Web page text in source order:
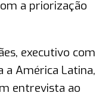
a priorização
executivo com
a América Latina,
entrevista ao